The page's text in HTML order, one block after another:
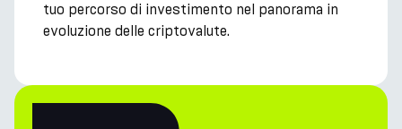
tuo percorso di investimento nel panorama in
evoluzione delle criptovalute.